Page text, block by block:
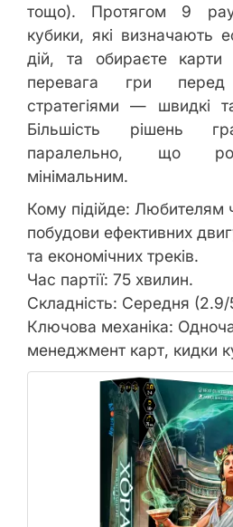
тощо). Протягом 9
кубики, які визначають
дій, та обираєте карти
перевага гри
стратегіями — швидкі
Більшість рішень
паралельно, що
мінімальним.
Кому підійде: Любителям
побудови ефективних
та економічних треків.
Час партії: 75 хвилин.
Складність: Середня (2.9/
Ключова механіка:
менеджмент карт, кидки